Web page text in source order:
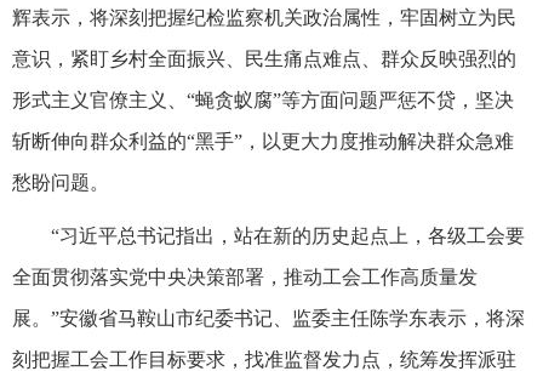
辉表示，将深刻把握纪检监察机关政治属性，牢固树立为民
意识，紧盯乡村全面振兴、民生痛点难点、群众反映强烈的
形式主义官僚主义、“蝇贪蚁腐”等方面问题严惩不贷，坚决
斩断伸向群众利益的“黑手”，以更大力度推动解决群众急难
愁盼问题。
“习近平总书记指出，站在新的历史起点上，各级工会要
全面贯彻落实党中央决策部署，推动工会工作高质量发
展。”安徽省马鞍山市纪委书记、监委主任陈学东表示，将深
刻把握工会工作目标要求，找准监督发力点，统筹发挥派驻